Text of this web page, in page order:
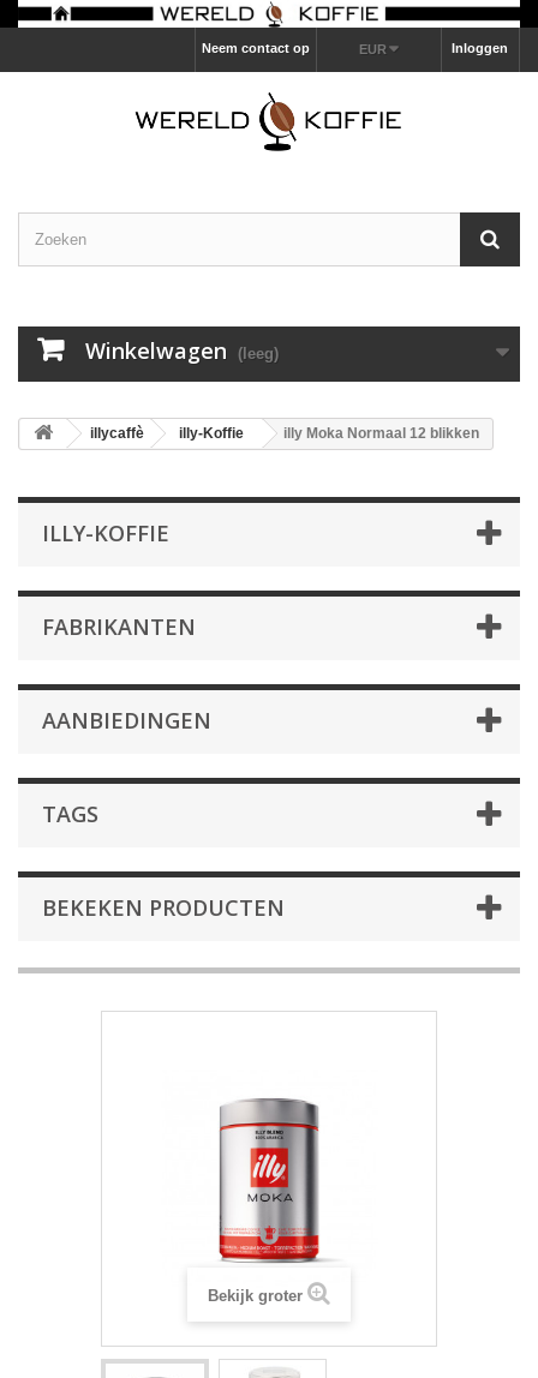
Inloggen
EUR
Neem contact op
Winkelwagen (leeg)
illycaffè illy-Koffie illy Moka Normaal 12 blikken
ILLY-KOFFIE
FABRIKANTEN
AANBIEDINGEN
TAGS
BEKEKEN PRODUCTEN
Bekijk groter